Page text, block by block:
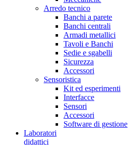
Arredo tecnico
Banchi a parete
Banchi centrali
Armadi metallici
Tavoli e Banchi
Sedie e sgabelli
Sicurezza
Accessori
Sensoristica
Kit ed esperimenti
Interfacce
Sensori
Accessori
Software di gestione
Laboratori
didattici